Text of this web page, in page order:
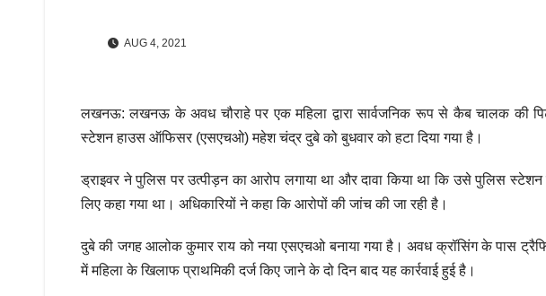
AUG 4, 2021
लखनऊ: लखनऊ के अवध चौराहे पर एक महिला द्वारा सार्वजनिक रूप से कैब चालक की
स्टेशन हाउस ऑफिसर (एसएचओ) महेश चंद्र दुबे को बुधवार को हटा दिया गया है।
ड्राइवर ने पुलिस पर उत्पीड़न का आरोप लगाया था और दावा किया था कि उसे पुलिस
लिए कहा गया था। अधिकारियों ने कहा कि आरोपों की जांच की जा रही है।
दुबे की जगह आलोक कुमार राय को नया एसएचओ बनाया गया है। अवध क्रॉसिंग के पास
में महिला के खिलाफ प्राथमिकी दर्ज किए जाने के दो दिन बाद यह कार्रवाई हुई है।